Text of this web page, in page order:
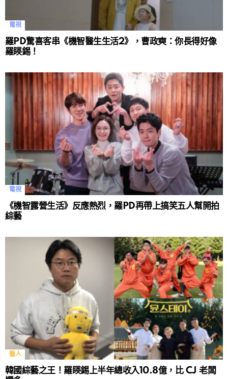
電視
羅PD驚喜客串《機智醫生生活2》，曹政奭：你長得好像
羅䁐錫！
電視
《機智露營生活》反應熱烈，羅PD再帶上搞笑五人幫開拍
綜藝
藝人
韓國綜藝之王！羅䁐錫上半年總收入10.8億，比 CJ 老闆